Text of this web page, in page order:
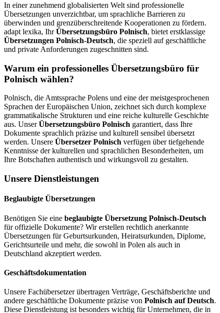
In einer zunehmend globalisierten Welt sind professionelle
Übersetzungen unverzichtbar, um sprachliche Barrieren zu
überwinden und grenzüberschreitende Kooperationen zu fördern.
adapt lexika, IhrÜbersetzungsbüro Polnisch, bietet erstklassige
Übersetzungen Polnisch-Deutsch, die speziell auf geschäftliche
und private Anforderungen zugeschnitten sind.
Warum ein professionelles Übersetzungsbüro für
Polnisch wählen?
Polnisch, die Amtssprache Polens und eine der meistgesprochenen
Sprachen der Europäischen Union, zeichnet sich durch komplexe
grammatikalische Strukturen und eine reiche kulturelle Geschichte
aus. UnserÜbersetzungsbüro Polnisch garantiert, dass Ihre
Dokumente sprachlich präzise und kulturell sensibel übersetzt
werden. Unsere Übersetzer Polnisch verfügen über tiefgehende
Kenntnisse der kulturellen und sprachlichen Besonderheiten, um
Ihre Botschaften authentisch und wirkungsvoll zu gestalten.
Unsere Dienstleistungen
Beglaubigte Übersetzungen
Benötigen Sie eine beglaubigte Übersetzung Polnisch-Deutsch
für offizielle Dokumente? Wir erstellen rechtlich anerkannte
Übersetzungen für Geburtsurkunden, Heiratsurkunden, Diplome,
Gerichtsurteile und mehr, die sowohl in Polen als auch in
Deutschland akzeptiert werden.
Geschäftsdokumentation
Unsere Fachübersetzer übertragen Verträge, Geschäftsberichte und
andere geschäftliche Dokumente präzise von Polnisch auf Deutsch.
Diese Dienstleistung ist besonders wichtig für Unternehmen, die in